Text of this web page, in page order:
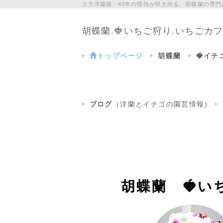
土方洋蘭園：40年の情熱が咲き誇る、胡蝶蘭の専
胡蝶蘭.🍓いちご狩り.いちごカ
トップページ 胡蝶蘭 🍓イチ
ブログ （洋蘭とイチゴの園芸情報)
胡蝶蘭 🍓い